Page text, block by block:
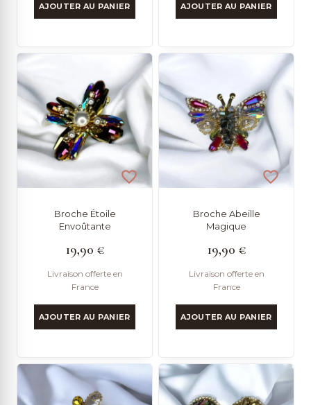
AJOUTER AU PANIER AJOUTER AU PANIER
Broche Étoile
Envoûtante
19,90 €
Livraison offerte en
France
AJOUTER AU PANIER
Broche Abeille
Magique
19,90 €
Livraison offerte en
France
AJOUTER AU PANIER